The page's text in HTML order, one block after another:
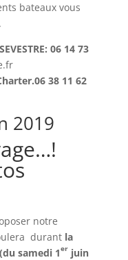
bateaux vous
06 14 73
38 11 62
2019
notre
durant la
samedi 1erjuin